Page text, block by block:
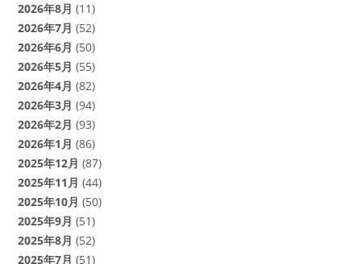
2026年8月 (11)
2026年7月 (52)
2026年6月 (50)
2026年5月 (55)
2026年4月 (82)
2026年3月 (94)
2026年2月 (93)
2026年1月 (86)
2025年12月 (87)
2025年11月 (44)
2025年10月 (50)
2025年9月 (51)
2025年8月 (52)
2025年7月 (51)